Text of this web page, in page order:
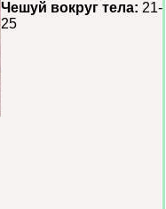
Чешуй вокруг тела: 21-
25